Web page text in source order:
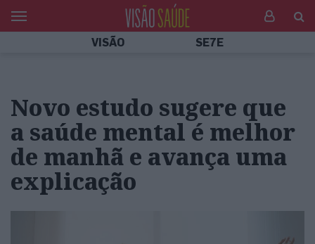
VISÃO SE7E
Novo estudo sugere que
a saúde mental é melhor
de manhã e avança uma
explicação